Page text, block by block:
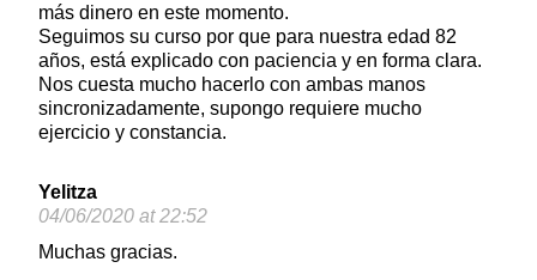
más dinero en este momento.
Seguimos su curso por que para nuestra edad 82
años, está explicado con paciencia y en forma clara.
Nos cuesta mucho hacerlo con ambas manos
sincronizadamente, supongo requiere mucho
ejercicio y constancia.
Yelitza
04/06/2020 at 22:52
Muchas gracias.